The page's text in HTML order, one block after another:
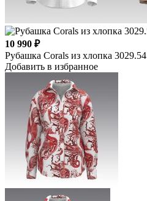
10 990 ₽
Рубашка Corals из хлопка 3029.54
Добавить в избранное